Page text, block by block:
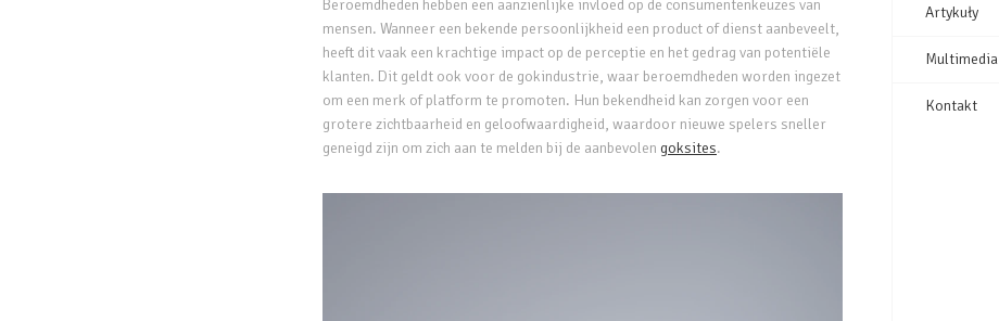
Beroemdheden hebben een aanzienlijke invloed op de consumentenkeuzes van
mensen. Wanneer een bekende persoonlijkheid een product of dienst aanbeveelt,
heeft dit vaak een krachtige impact op de perceptie en het gedrag van potentiële
klanten. Dit geldt ook voor de gokindustrie, waar beroemdheden worden ingezet
om een merk of platform te promoten. Hun bekendheid kan zorgen voor een
grotere zichtbaarheid en geloofwaardigheid, waardoor nieuwe spelers sneller
geneigd zijn om zich aan te melden bij de aanbevolen goksites.
Artykuły
Multimedia
Kontakt